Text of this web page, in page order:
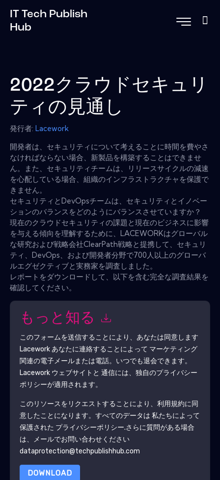
IT Tech Publish
Hub
2022クラウドセキュリ
ティの見通し
発行者: Lacework
開発者は、セキュリティについて考えることに時間を費やさ
なければならない場合、新製品を構築することはできませ
ん。また、セキュリティチームは、リリースサイクルの減速
を心配している場合、組織のインフラストラクチャを保護で
きません。
セキュリティとDevOpsチームは、セキュリティとイノベー
ションのバランスをどのようにバランスさせていますか？
現在のクラウドセキュリティの課題と現在のビジネスに影響
を与える傾向を理解するために、LACEWORKはグローバル
な研究および戦略会社ClearPath戦略と提携して、セキュリ
ティ、DevOps、および開発者分野で700人以上のグローバ
ルエグゼクティブと実務家を調査しました。
レポートをダウンロードして、以下を含む完全な調査結果を
確認してください。
もっと知る
このフォームを送信することにより、あなたは同意します
Laceworkあなたに連絡することによって マーケティング
関連の電子メールまたは電話。いつでも退会できます。
Laceworkウェブサイトと 通信には、独自のプライバシー
ポリシーが適用されます。
このリソースをリクエストすることにより、利用規約に同
意したことになります。すべてのデータは 私たちによって
保護された プライバシーポリシー.さらに質問がある場合
は、メールでお問い合わせください
dataprotection@techpublishhub.com
DOWNLOAD